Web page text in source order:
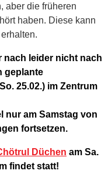
aber die früheren
haben. Diese kann
nach leider nicht nach
geplante
25.02.) im Zentrum
nur am Samstag von
fortsetzen.
Düchen am Sa.
findet statt!